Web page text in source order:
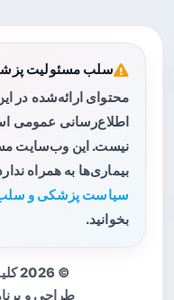
سلب مسئولیت
محتوای ارائه‌شده در
اطلاع‌رسانی عمومی
نیست. این وب‌سایت
بیماری‌ها به همراه
سیاست پزشکی و
بخوانید.
© 2026 کلیه حقوق محفوظ است.
طراحی و